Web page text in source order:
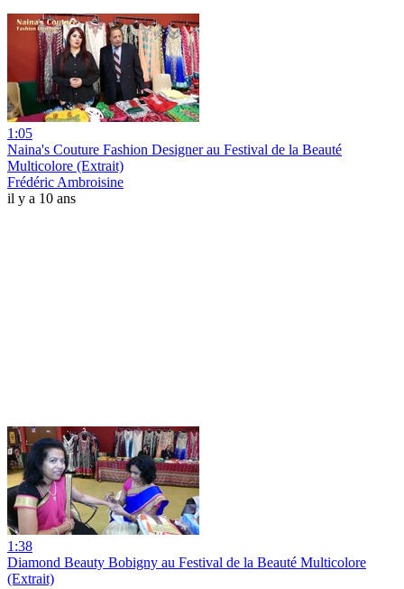
1:05
Naina's Couture Fashion Designer au Festival de la Beauté
Multicolore (Extrait)
Frédéric Ambroisine
il y a 10 ans
1:38
Diamond Beauty Bobigny au Festival de la Beauté Multicolore
(Extrait)